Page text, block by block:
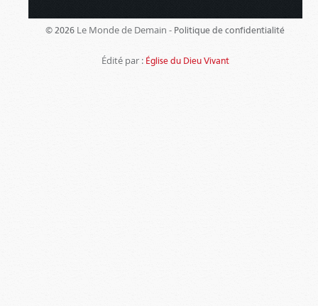
© 2026 Le Monde de Demain - Politique de confidentialité
Édité par : Église du Dieu Vivant